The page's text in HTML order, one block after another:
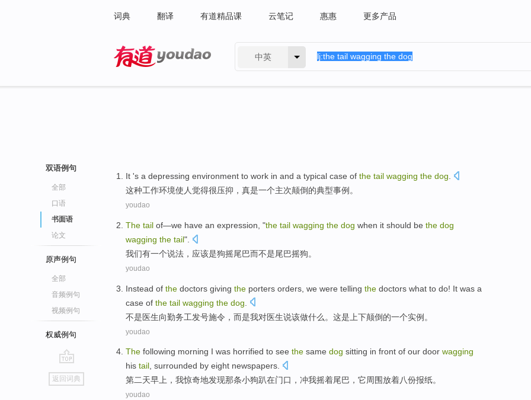
词典 翻译 有道精品课 云笔记 惠惠 更多产品
中英
双语例句
全部
口语
书面语
论文
原声例句
全部
音频例句
视频例句
权威例句
go
top
返回词典
It 's a depressing environment to work in and a typical case of the tail wagging the dog
这种工作环境使人觉得很压抑 ，真是一个主次颠倒 的典型事例 。
youdao
The tail of—we have an expression , "the tail wagging the dog when it should be the dog
wagging the tail".
我们有一个说法 ， 应该是狗摇尾巴而不是尾巴摇狗。
youdao
Instead of the doctors giving the porters orders we were telling the doctors what to do! It was a
case of the tail wagging the dog
不是医生向勤务工发号施令 ， 而是我对医生说该做什么 。 这是 上下颠倒的一个实例。
youdao
The following morning I was horrified to see the same dog sitting in front of our door wagging
his tail, surrounded by eight newspapers.
第二天早上 ， 我惊奇地发现那条小狗趴在门口 ， 冲我摇着尾巴 ，它周围放着八份报纸。
youdao